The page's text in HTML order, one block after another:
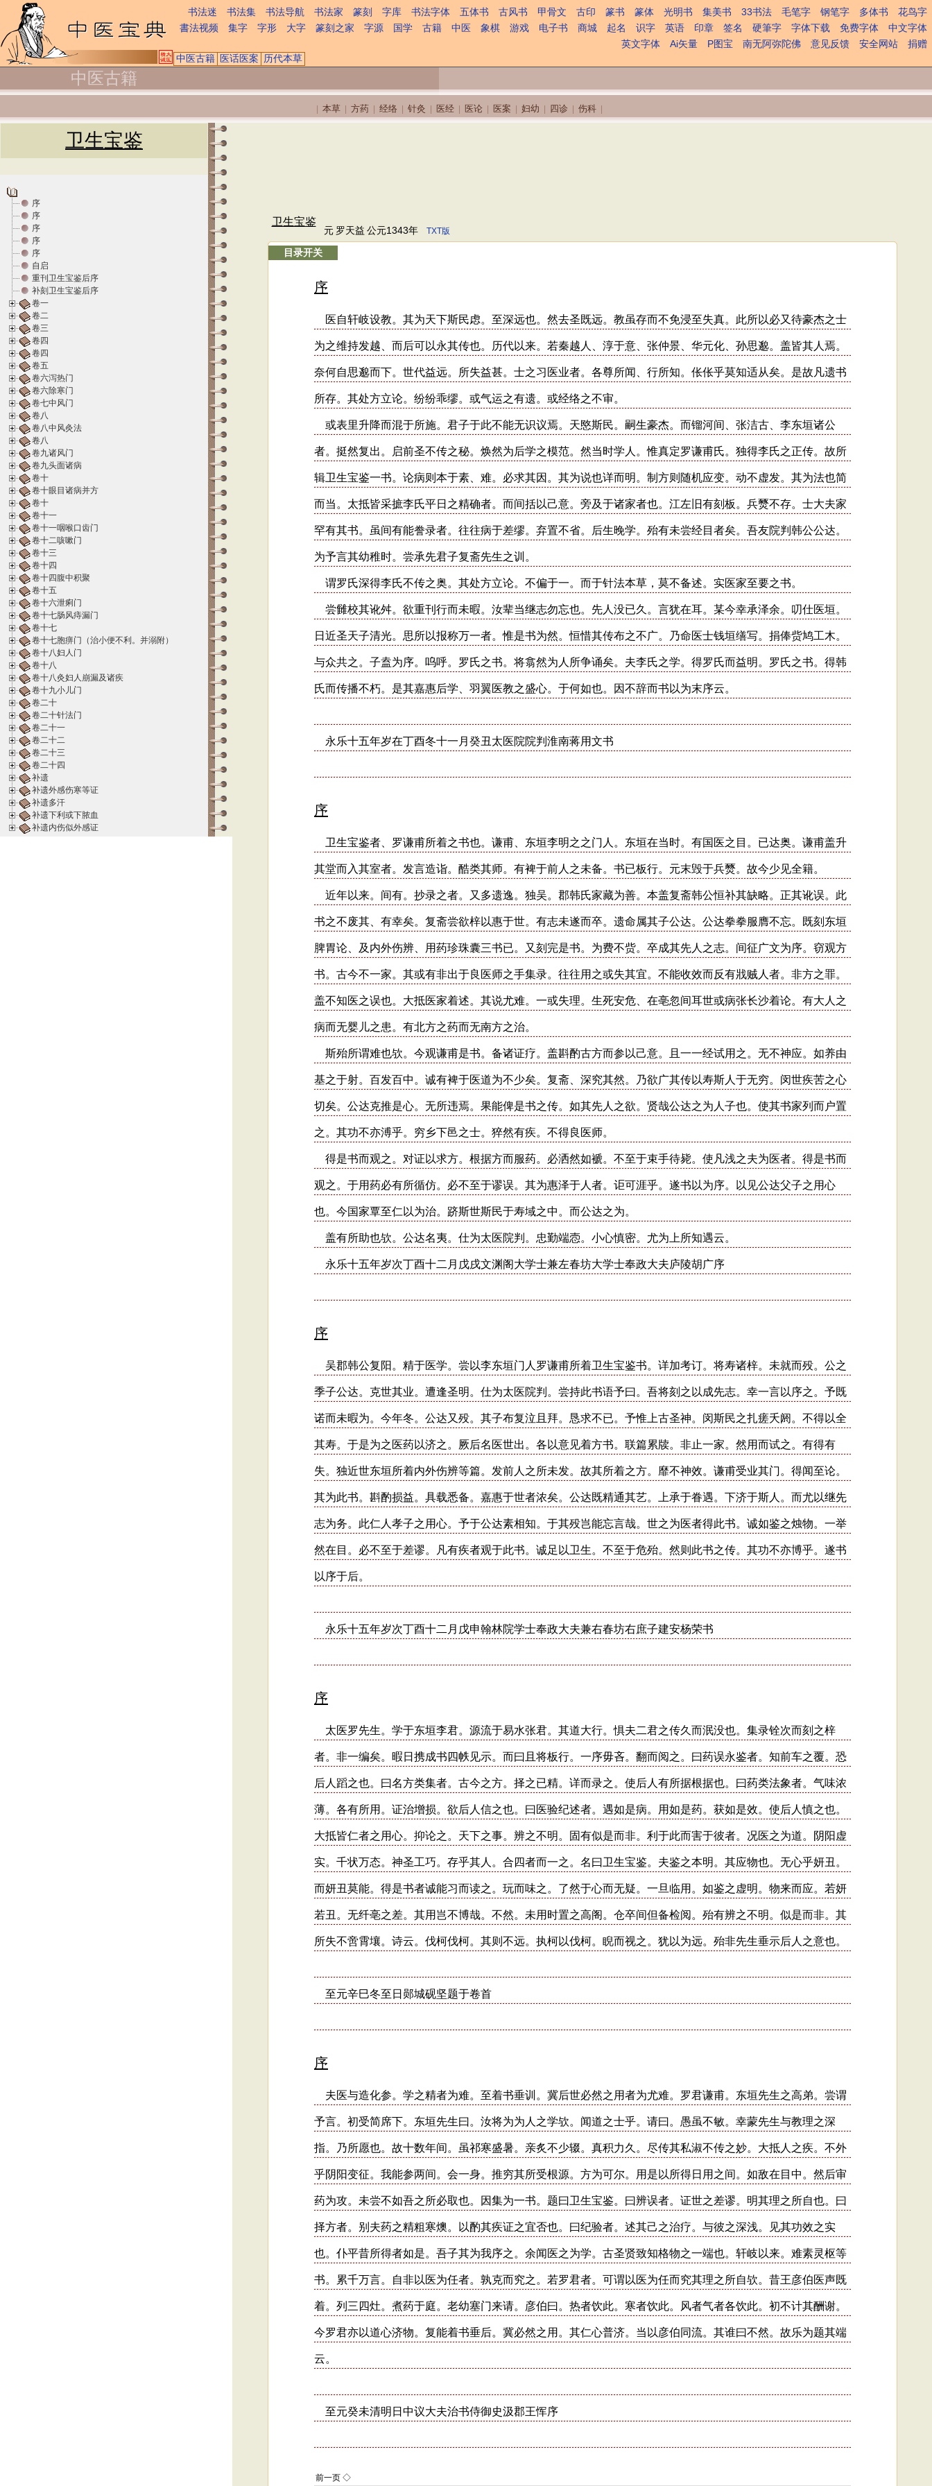
书法迷 书法集 书法导航 书法家 篆刻 字库 书法字体 五体书 古风书 甲骨文 古印 篆书 篆体 光明书 集美书 33书法 毛笔字 钢笔字 多体书
花鸟字
書法视频
集字 字形 大字 篆刻之家 字源 国学 古籍 中医 象棋 游戏 电子书 商城 起名 识字 英语 印章 签名 硬筆字 字体下载 免费字体
中文字体
英文字体
Ai矢量 P图宝 南无阿弥陀佛 意见反馈 安全网站
捐赠
中医古籍 医话医案 历代本草
中医古籍
本草 方药 经络 针灸 医经 医论 医案 妇幼 四诊 伤科
卫生宝鉴
序
序
序
序
序
自启
重刊卫生宝鉴后序
补刻卫生宝鉴后序
卷一
卷二
卷三
卷四
卷四
卷五
卷六泻热门
卷六除寒门
卷七中风门
卷八
卷八中风灸法
卷八
卷九诸风门
卷九头面诸病
卷十
卷十眼目诸病并方
卷十
卷十一
卷十一咽喉口齿门
卷十二咳嗽门
卷十三
卷十四
卷十四腹中积聚
卷十五
卷十六泄痢门
卷十七肠风痔漏门
卷十七
卷十七胞痹门（治小便不利。并溺附）
卷十八妇人门
卷十八
卷十八灸妇人崩漏及诸疾
卷十九小儿门
卷二十
卷二十针法门
卷二十一
卷二十二
卷二十三
卷二十四
补遗
补遗外感伤寒等证
补遗多汗
补遗下利或下脓血
补遗内伤似外感证
卫生宝鉴
元 罗天益 公元1343年 TXT版
目录开关